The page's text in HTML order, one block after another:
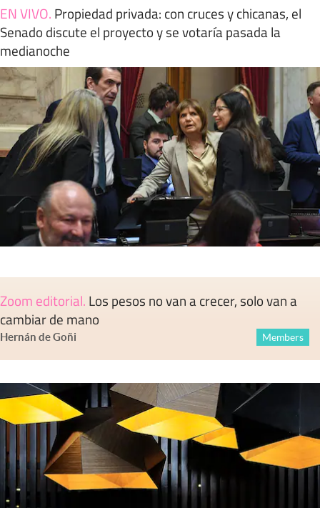
EN VIVO. Propiedad privada: con cruces y chicanas, el
Senado discute el proyecto y se votaría pasada la
medianoche
Zoom editorial. Los pesos no van a crecer, solo van a
cambiar de mano
Hernán de Goñi Members